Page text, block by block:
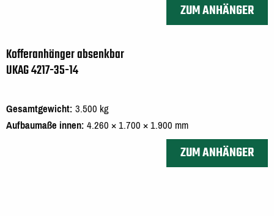
ZUM ANHÄNGER
Kofferanhänger absenkbar
UKAG 4217-35-14
Gesamtgewicht 3.500 kg
Aufbaumaße innen 4.260 × 1.700 × 1.900 mm
ZUM ANHÄNGER